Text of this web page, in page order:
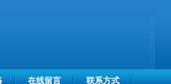
在线留言 联系方式